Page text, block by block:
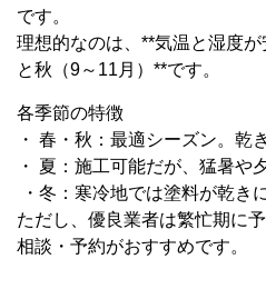
です。
理想的なのは、**気温と湿度が
と秋（9～11月）**です。
各季節の特徴
・ 春・秋：最適シーズン。乾
・ 夏：施工可能だが、猛暑や
・冬：寒冷地では塗料が乾き
ただし、優良業者は繁忙期に
相談・予約がおすすめです。